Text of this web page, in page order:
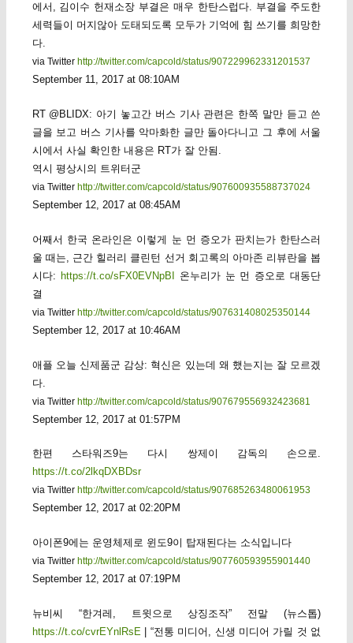
에서, 김이수 헌재소장 부결은 매우 한탄스럽다. 부결을 주도한
세력들이 머지않아 도태되도록 모두가 기억에 힘 쓰기를 희망한
다.
via Twitter http://twitter.com/capcold/status/907229962331201537
September 11, 2017 at 08:10AM
RT @BLIDX: 아기 놓고간 버스 기사 관련은 한쪽 말만 듣고 쓴
글을 보고 버스 기사를 악마화한 글만 돌아다니고 그 후에 서울
시에서 사실 확인한 내용은 RT가 잘 안됨.
역시 평상시의 트위터군
via Twitter http://twitter.com/capcold/status/907600935588737024
September 12, 2017 at 08:45AM
어째서 한국 온라인은 이렇게 눈 먼 증오가 판치는가 한탄스러
울 때는, 근간 힐러리 클린턴 선거 회고록의 아마존 리뷰란을 봅
시다: https://t.co/sFX0EVNpBI
온누리가 눈 먼 증오로 대동단
결
via Twitter http://twitter.com/capcold/status/907631408025350144
September 12, 2017 at 10:46AM
애플 오늘 신제품군 감상: 혁신은 있는데 왜 했는지는 잘 모르겠
다.
via Twitter http://twitter.com/capcold/status/907679556932423681
September 12, 2017 at 01:57PM
한편 스타워즈9는 다시 쌍제이 감독의 손으로.
https://t.co/2lkqDXBDsr
via Twitter http://twitter.com/capcold/status/907685263480061953
September 12, 2017 at 02:20PM
아이폰9에는 운영체제로 윈도9이 탑재된다는 소식입니다
via Twitter http://twitter.com/capcold/status/907760593955901440
September 12, 2017 at 07:19PM
뉴비씨 “한겨레, 트윗으로 상징조작” 전말 (뉴스톱)
https://t.co/cvrEYnlRsE| “전통 미디어, 신생 미디어 가릴 것 없